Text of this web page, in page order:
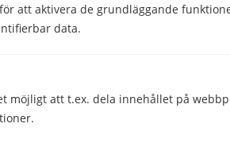
att aktivera de grundläggande
data.
möjligt att t.ex. dela innehållet på
Comparico AB